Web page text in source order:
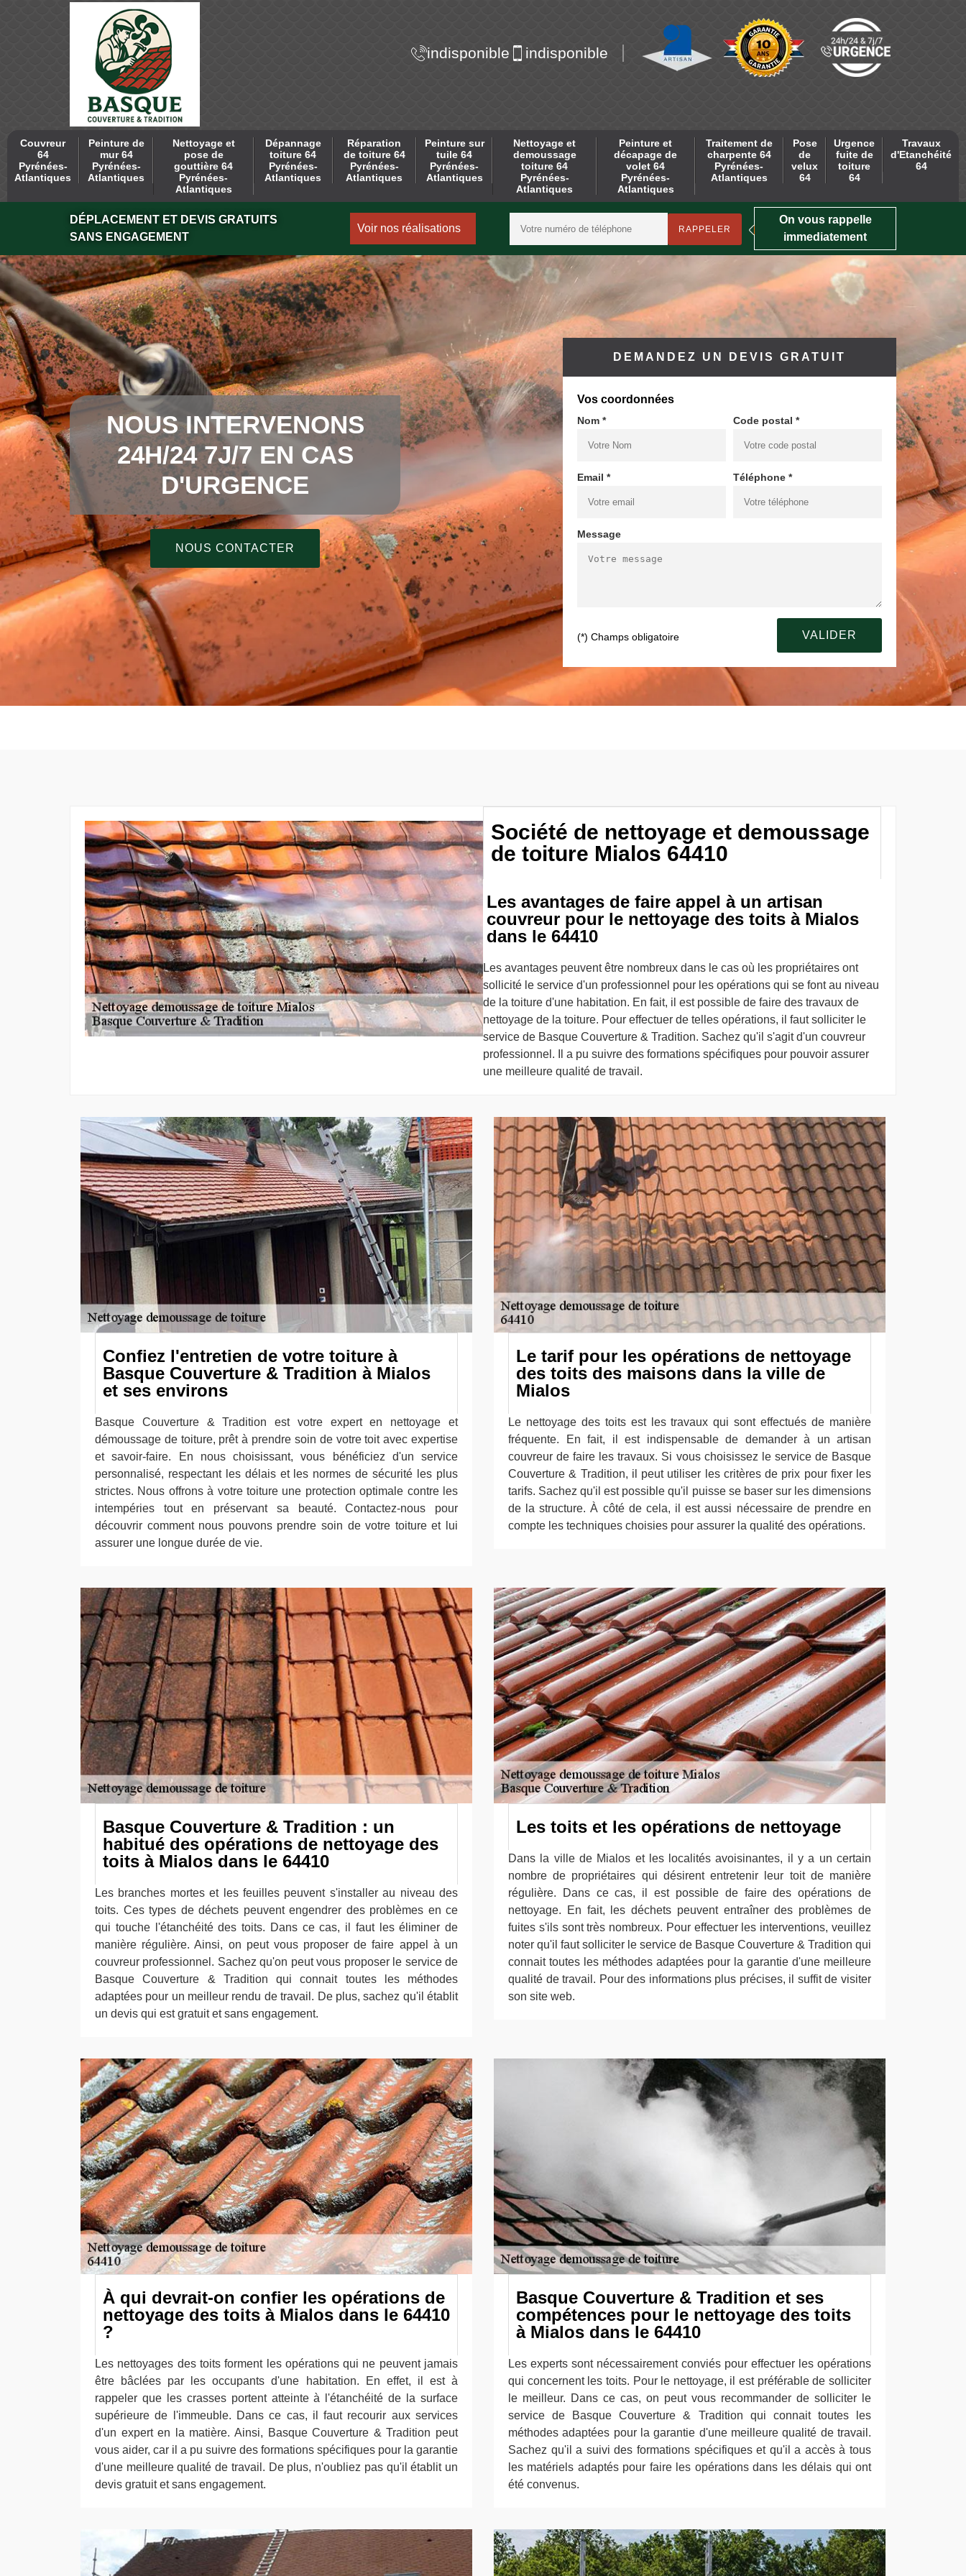
indisponible indisponible
Couvreur
64
Pyrénées-
Atlantiques
Peinture de
mur 64
Pyrénées-
Atlantiques
Nettoyage et
pose de
gouttière 64
Pyrénées-
Atlantiques
Dépannage
toiture 64
Pyrénées-
Atlantiques
Réparation
de toiture 64
Pyrénées-
Atlantiques
Peinture sur
tuile 64
Pyrénées-
Atlantiques
Nettoyage et
demoussage
toiture 64
Pyrénées-
Atlantiques
Peinture et
décapage de
volet 64
Pyrénées-
Atlantiques
Traitement de
charpente 64
Pyrénées-
Atlantiques
Pose
de
velux
64
Urgence
fuite de
toiture
64
Travaux
d'Etanchéité
64
DÉPLACEMENT ET DEVIS GRATUITS
SANS ENGAGEMENT
Voir nos réalisations
On vous rappelle
immediatement
NOUS INTERVENONS
24H/24 7J/7 EN CAS
D'URGENCE
NOUS CONTACTER
DEMANDEZ UN DEVIS GRATUIT
Vos coordonnées
Nom * Code postal *
Email * Téléphone *
Message
(*) Champs obligatoire
Société de nettoyage et demoussage
de toiture Mialos 64410
Les avantages de faire appel à un artisan
couvreur pour le nettoyage des toits à Mialos
dans le 64410
Les avantages peuvent être nombreux dans le cas où les propriétaires ont
sollicité le service d'un professionnel pour les opérations qui se font au niveau
de la toiture d'une habitation. En fait, il est possible de faire des travaux de
nettoyage de la toiture. Pour effectuer de telles opérations, il faut solliciter le
service de Basque Couverture & Tradition. Sachez qu'il s'agit d'un couvreur
professionnel. Il a pu suivre des formations spécifiques pour pouvoir assurer
une meilleure qualité de travail.
Confiez l'entretien de votre toiture à
Basque Couverture & Tradition à Mialos
et ses environs
Basque Couverture & Tradition est votre expert en nettoyage et
démoussage de toiture, prêt à prendre soin de votre toit avec expertise
et savoir-faire. En nous choisissant, vous bénéficiez d'un service
personnalisé, respectant les délais et les normes de sécurité les plus
strictes. Nous offrons à votre toiture une protection optimale contre les
intempéries tout en préservant sa beauté. Contactez-nous pour
découvrir comment nous pouvons prendre soin de votre toiture et lui
assurer une longue durée de vie.
Le tarif pour les opérations de nettoyage
des toits des maisons dans la ville de
Mialos
Le nettoyage des toits est les travaux qui sont effectués de manière
fréquente. En fait, il est indispensable de demander à un artisan
couvreur de faire les travaux. Si vous choisissez le service de Basque
Couverture & Tradition, il peut utiliser les critères de prix pour fixer les
tarifs. Sachez qu'il est possible qu'il puisse se baser sur les dimensions
de la structure. À côté de cela, il est aussi nécessaire de prendre en
compte les techniques choisies pour assurer la qualité des opérations.
Basque Couverture & Tradition : un
habitué des opérations de nettoyage des
toits à Mialos dans le 64410
Les branches mortes et les feuilles peuvent s'installer au niveau des
toits. Ces types de déchets peuvent engendrer des problèmes en ce
qui touche l'étanchéité des toits. Dans ce cas, il faut les éliminer de
manière régulière. Ainsi, on peut vous proposer de faire appel à un
couvreur professionnel. Sachez qu'on peut vous proposer le service de
Basque Couverture & Tradition qui connait toutes les méthodes
adaptées pour un meilleur rendu de travail. De plus, sachez qu'il établit
un devis qui est gratuit et sans engagement.
Les toits et les opérations de nettoyage
Dans la ville de Mialos et les localités avoisinantes, il y a un certain
nombre de propriétaires qui désirent entretenir leur toit de manière
régulière. Dans ce cas, il est possible de faire des opérations de
nettoyage. En fait, les déchets peuvent entraîner des problèmes de
fuites s'ils sont très nombreux. Pour effectuer les interventions, veuillez
noter qu'il faut solliciter le service de Basque Couverture & Tradition qui
connait toutes les méthodes adaptées pour la garantie d'une meilleure
qualité de travail. Pour des informations plus précises, il suffit de visiter
son site web.
À qui devrait-on confier les opérations de
nettoyage des toits à Mialos dans le 64410
?
Les nettoyages des toits forment les opérations qui ne peuvent jamais
être bâclées par les occupants d'une habitation. En effet, il est à
rappeler que les crasses portent atteinte à l'étanchéité de la surface
supérieure de l'immeuble. Dans ce cas, il faut recourir aux services
d'un expert en la matière. Ainsi, Basque Couverture & Tradition peut
vous aider, car il a pu suivre des formations spécifiques pour la garantie
d'une meilleure qualité de travail. De plus, n'oubliez pas qu'il établit un
devis gratuit et sans engagement.
Basque Couverture & Tradition et ses
compétences pour le nettoyage des toits
à Mialos dans le 64410
Les experts sont nécessairement conviés pour effectuer les opérations
qui concernent les toits. Pour le nettoyage, il est préférable de solliciter
le meilleur. Dans ce cas, on peut vous recommander de solliciter le
service de Basque Couverture & Tradition qui connait toutes les
méthodes adaptées pour la garantie d'une meilleure qualité de travail.
Sachez qu'il a suivi des formations spécifiques et qu'il a accès à tous
les matériels adaptés pour faire les opérations dans les délais qui ont
été convenus.